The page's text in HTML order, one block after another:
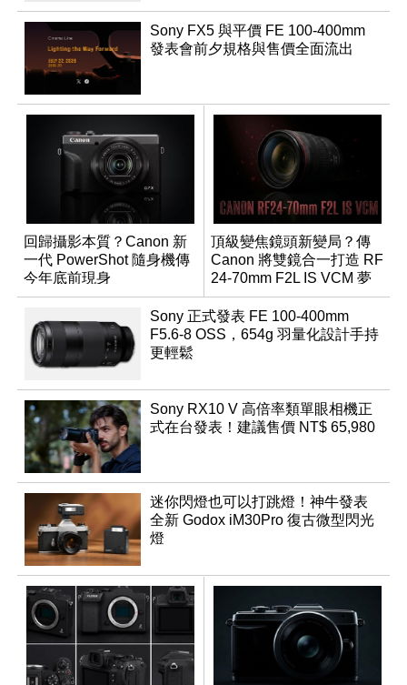
Sony FX5 與平價 FE 100-400mm
發表會前夕規格與售價全面流出
回歸攝影本質？Canon 新
一代 PowerShot 隨身機傳
今年底前現身
頂級變焦鏡頭新變局？傳
Canon 將雙鏡合一打造 RF
24-70mm F2L IS VCM 夢
幻規格
Sony 正式發表 FE 100-400mm
F5.6-8 OSS，654g 羽量化設計手持
更輕鬆
Sony RX10 V 高倍率類單眼相機正
式在台發表！建議售價 NT$ 65,980
迷你閃燈也可以打跳燈！神牛發表
全新 Godox iM30Pro 復古微型閃光
燈